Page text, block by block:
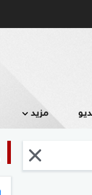
مزيد